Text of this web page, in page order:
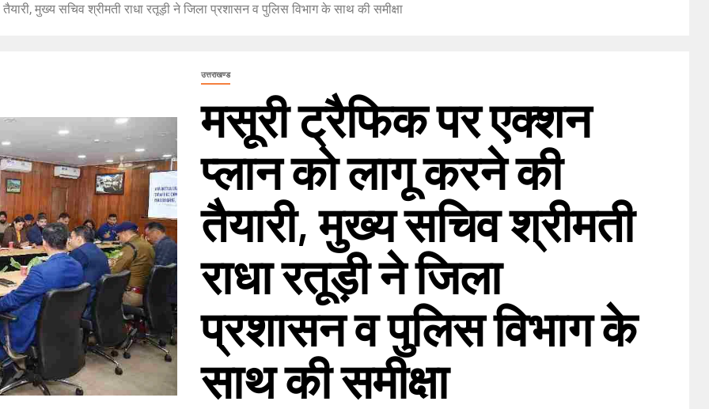
मुख्य सचिव श्रीमती राधा रतूड़ी ने जिला प्रशासन व पुलिस विभाग के साथ की समीक्षा
उत्तराखण्ड
मसूरी ट्रैफिक पर एक्शन
प्लान को लागू करने की
तैयारी, मुख्य सचिव श्रीमती
राधा रतूड़ी ने जिला
प्रशासन व पुलिस विभाग के
साथ की समीक्षा